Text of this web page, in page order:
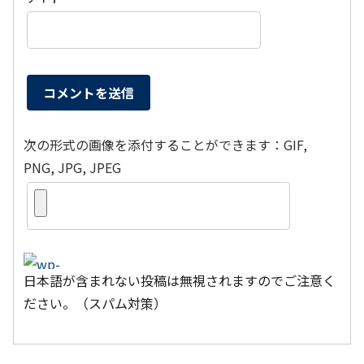
次の形式の画像を添付することができます：GIF,
PNG, JPG, JPEG
日本語が含まれない投稿は無視されますのでご注意く
ださい。（スパム対策）